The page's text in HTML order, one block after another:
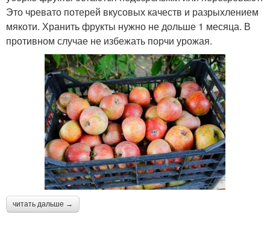
Это чревато потерей вкусовых качеств и разрыхлением
мякоти. Хранить фрукты нужно не дольше 1 месяца. В
противном случае не избежать порчи урожая.
читать дальше →